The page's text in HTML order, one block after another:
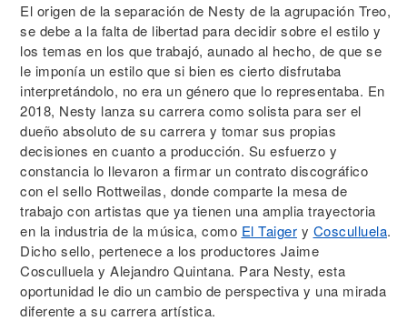
El origen de la separación de Nesty de la agrupación Treo,
se debe a la falta de libertad para decidir sobre el estilo y
los temas en los que trabajó, aunado al hecho, de que se
le imponía un estilo que si bien es cierto disfrutaba
interpretándolo, no era un género que lo representaba. En
2018, Nesty lanza su carrera como solista para ser el
dueño absoluto de su carrera y tomar sus propias
decisiones en cuanto a producción. Su esfuerzo y
constancia lo llevaron a firmar un contrato discográfico
con el sello Rottweilas, donde comparte la mesa de
trabajo con artistas que ya tienen una amplia trayectoria
en la industria de la música, como El Taiger y Cosculluela.
Dicho sello, pertenece a los productores Jaime
Cosculluela y Alejandro Quintana. Para Nesty, esta
oportunidad le dio un cambio de perspectiva y una mirada
diferente a su carrera artística.